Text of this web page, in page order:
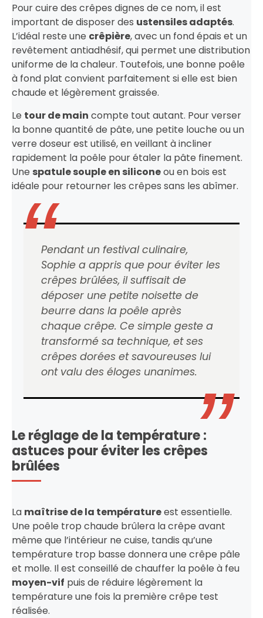
Pour cuire des crêpes dignes de ce nom, il est
important de disposer des ustensiles adaptés.
L’idéal reste une crêpière, avec un fond épais et un
revêtement antiadhésif, qui permet une distribution
uniforme de la chaleur. Toutefois, une bonne poêle
à fond plat convient parfaitement si elle est bien
chaude et légèrement graissée.
Le tour de main compte tout autant. Pour verser
la bonne quantité de pâte, une petite louche ou un
verre doseur est utilisé, en veillant à incliner
rapidement la poêle pour étaler la pâte finement.
Une spatule souple en siliconeou en bois est
idéale pour retourner les crêpes sans les abîmer.
Pendant un festival culinaire,
Sophie a appris que pour éviter les
crêpes brûlées, il suffisait de
déposer une petite noisette de
beurre dans la poêle après
chaque crêpe. Ce simple geste a
transformé sa technique, et ses
crêpes dorées et savoureuses lui
ont valu des éloges unanimes.
Le réglage de la température :
astuces pour éviter les crêpes
brûlées
La maîtrise de la températureest essentielle.
Une poêle trop chaude brûlera la crêpe avant
même que l’intérieur ne cuise, tandis qu’une
température trop basse donnera une crêpe pâle
et molle. Il est conseillé de chauffer la poêle à feu
moyen-vif puis de réduire légèrement la
température une fois la première crêpe test
réalisée.